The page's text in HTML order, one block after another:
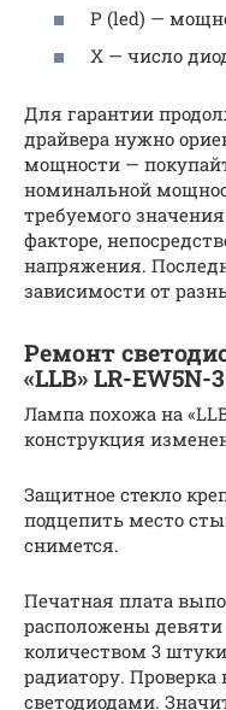
P (led) —
X — число
Для гарантии
драйвера нужно
мощности —
номинальной
требуемого
факторе,
напряжения.
зависимости от
Ремонт
«LLB» LR-EW5N-3
Лампа похожа на
конструкция
Защитное стекло
подцепить место
снимется.
Печатная плата
расположены девяти
количеством 3
радиатору.
светодиодами.